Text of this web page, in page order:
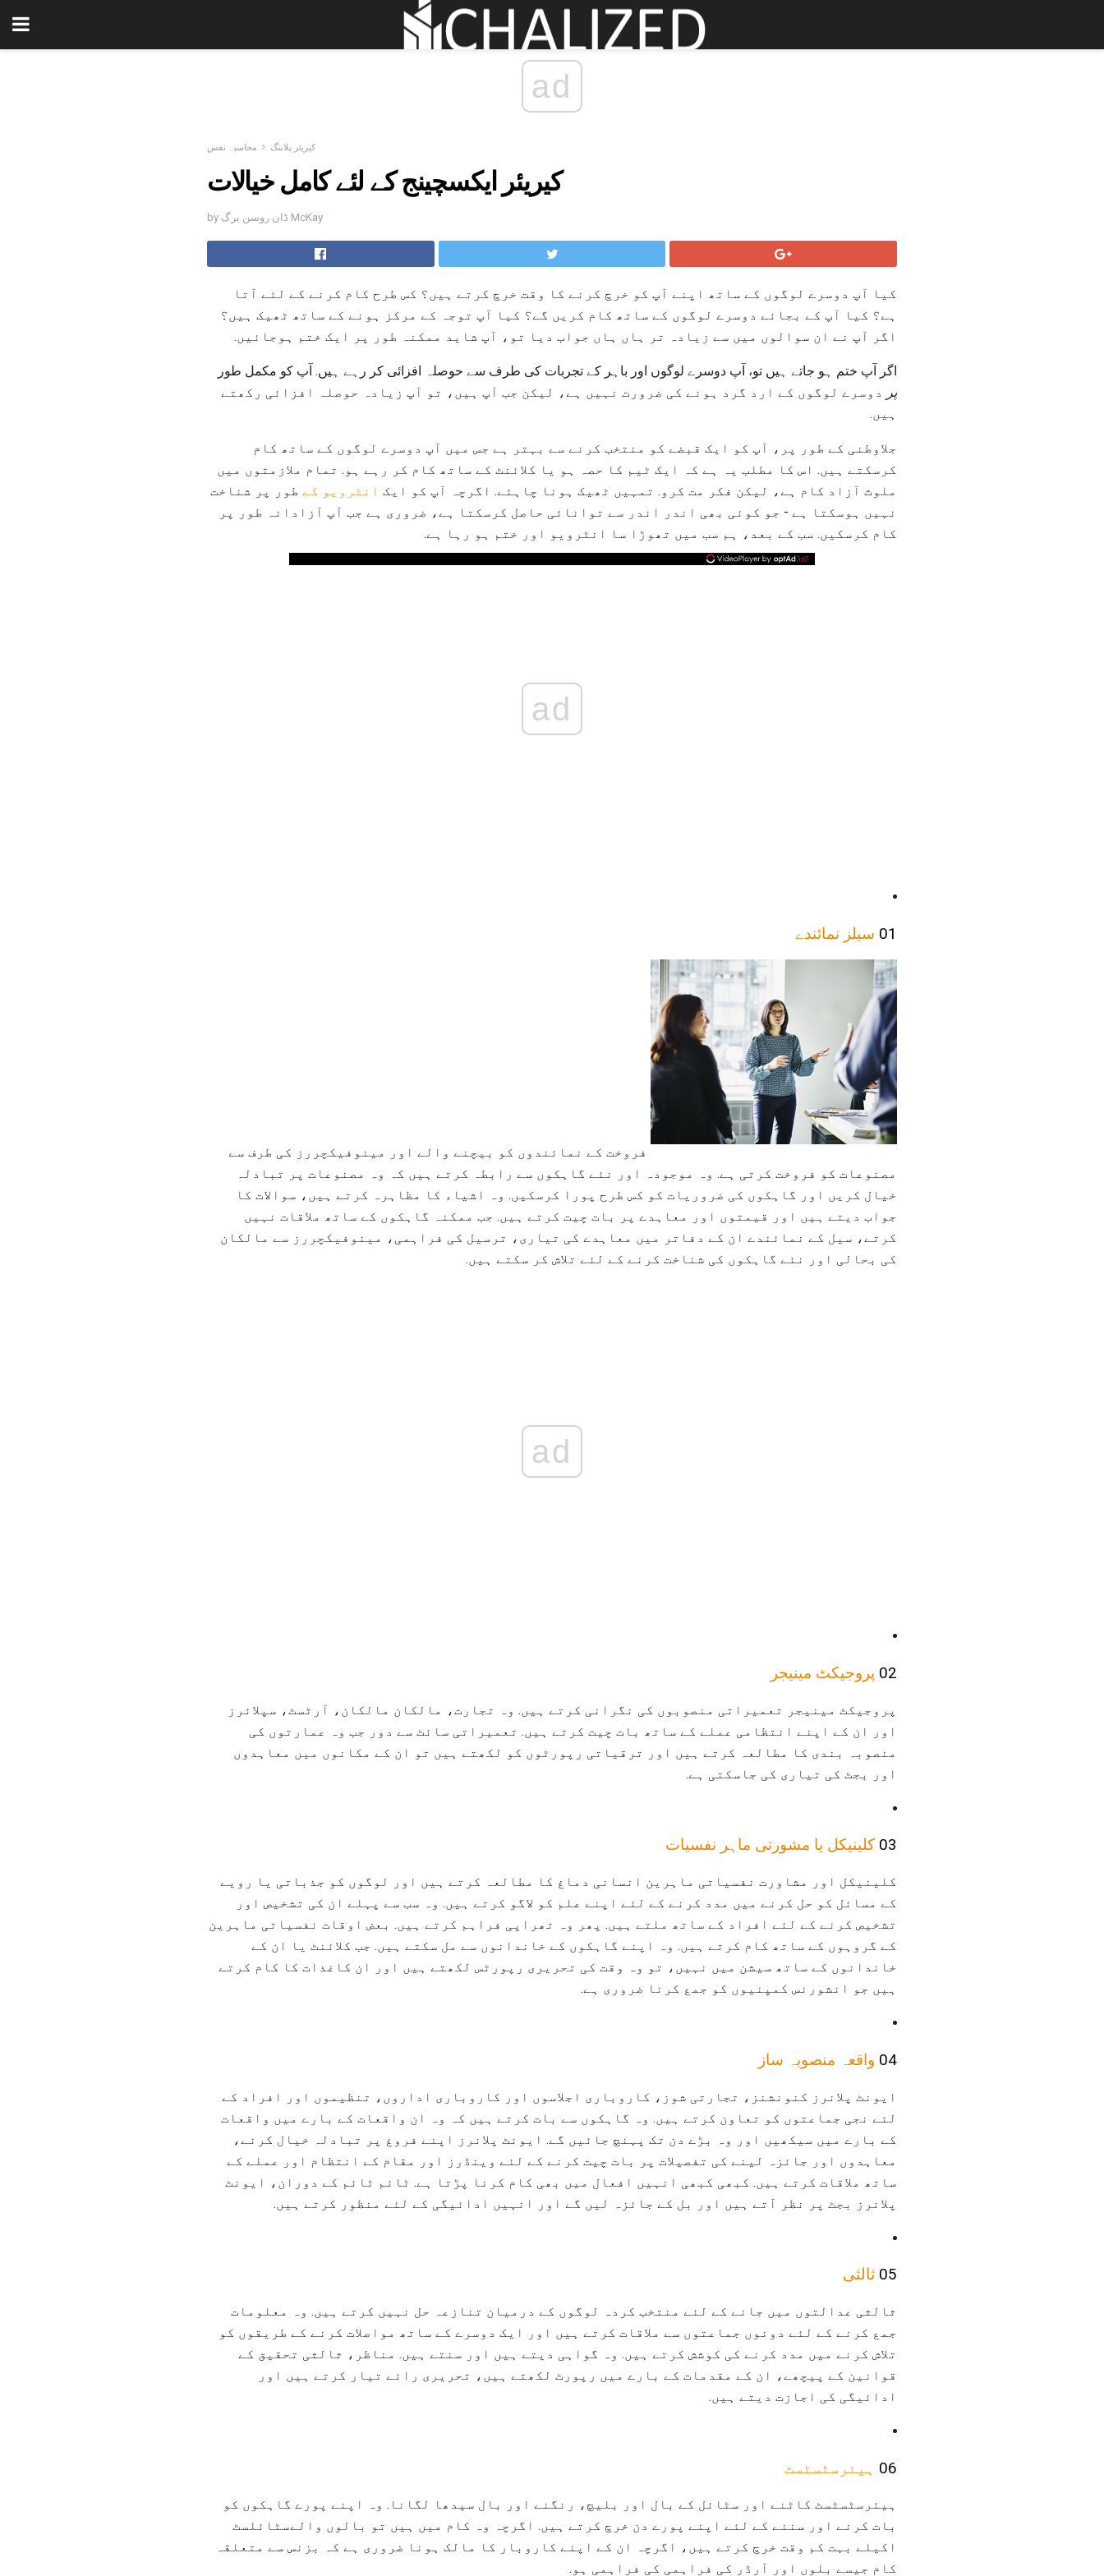
ad
کیریئر پلاننگ محاسبہ نفس
کیریئر ایکسچینج کے لئے کامل خیالات
by ڈان روسن برگ McKay
کیا آپ دوسرے لوگوں کے ساتھ اپنے آپ کو خرچ کرنے کا وقت خرچ کرتے ہیں؟ کس طرح کام کرنے کے لئے آتا
ہے؟ کیا آپ کے بجائے دوسرے لوگوں کے ساتھ کام کریں گے؟ کیا آپ توجہ کے مرکز ہونے کے ساتھ ٹھیک ہیں؟
اگر آپ نے ان سوالوں میں سے زیادہ تر ہاں ہاں جواب دیا تو، آپ شاید ممکنہ طور پر ایک ختم ہوجائیں.
اگر آپ ختم ہو جاتے ہیں تو، آپ دوسرے لوگوں اور باہر کے تجربات کی طرف سے حوصلہ افزائی کر رہے ہیں. آپ کو مکمل طور
پر
دوسرے لوگوں کے ارد گرد ہونے کی ضرورت نہیں ہے، لیکن جب آپ ہیں، تو آپ زیادہ حوصلہ افزائی رکھتے
ہیں.
جلاوطنی کے طور پر، آپ کو ایک قبضے کو منتخب کرنے سے بہتر ہے جس میں آپ دوسرے لوگوں کے ساتھ کام
کرسکتے ہیں. اس کا مطلب یہ ہے کہ ایک ٹیم کا حصہ ہو یا کلائنٹ کے ساتھ کام کر رہے ہو. تمام ملازمتوں میں
ملوث آزاد کام ہے، لیکن فکر مت کرو. تمہیں ٹھیک ہونا چاہئے. اگرچہ آپ کو ایک انٹرویو کے طور پر شناخت
نہیں ہوسکتا ہے - جو کوئی بھی اندر اندر سے توانائی حاصل کرسکتا ہے، ضروری ہے جب آپ آزادانہ طور پر
کام کرسکیں. سب کے بعد، ہم سب میں تھوڑا سا انٹرویو اور ختم ہو رہا ہے.
ad
01 سیلز نمائندے
فروخت کے نمائندوں کو بیچنے والے اور مینوفیکچررز کی طرف سے
مصنوعات کو فروخت کرتی ہے. وہ موجودہ اور نئے گاہکوں سے رابطہ کرتے ہیں کہ وہ مصنوعات پر تبادلہ
خیال کریں اور گاہکوں کی ضروریات کو کس طرح پورا کرسکیں. وہ اشیاء کا مظاہرہ کرتے ہیں، سوالات کا
جواب دیتے ہیں اور قیمتوں اور معاہدے پر بات چیت کرتے ہیں. جب ممکنہ گاہکوں کے ساتھ ملاقات نہیں
کرتے، سیل کے نمائندے ان کے دفاتر میں معاہدے کی تیاری، ترسیل کی فراہمی، مینوفیکچررز سے مالکان
کی بحالی اور نئے گاہکوں کی شناخت کرنے کے لئے تلاش کر سکتے ہیں.
ad
02 پروجیکٹ مینیجر
پروجیکٹ مینیجر تعمیراتی منصوبوں کی نگرانی کرتے ہیں. وہ تجارت، مالکان مالکان، آرٹسٹ، سپلائرز
اور ان کے اپنے انتظامی عملے کے ساتھ بات چیت کرتے ہیں. تعمیراتی سائٹ سے دور جب وہ عمارتوں کی
منصوبہ بندی کا مطالعہ کرتے ہیں اور ترقیاتی رپورٹوں کو لکھتے ہیں تو ان کے مکانوں میں معاہدوں
اور بجٹ کی تیاری کی جاسکتی ہے.
03 کلینیکل یا مشورتی ماہر نفسیات
کلینیکل اور مشاورت نفسیاتی ماہرین انسانی دماغ کا مطالعہ کرتے ہیں اور لوگوں کو جذباتی یا رویے
کے مسائل کو حل کرنے میں مدد کرنے کے لئے اپنے علم کو لاگو کرتے ہیں. وہ سب سے پہلے ان کی تشخیص اور
تشخیص کرنے کے لئے افراد کے ساتھ ملتے ہیں. پھر وہ تھراپی فراہم کرتے ہیں. بعض اوقات نفسیاتی ماہرین
کے گروہوں کے ساتھ کام کرتے ہیں. وہ اپنے گاہکوں کے خاندانوں سے مل سکتے ہیں. جب کلائنٹ یا ان کے
خاندانوں کے ساتھ سیشن میں نہیں، تو وہ وقت کی تحریری رپورٹس لکھتے ہیں اور ان کاغذات کا کام کرتے
ہیں جو انشورنس کمپنیوں کو جمع کرنا ضروری ہے.
04 واقعہ منصوبہ ساز
ایونٹ پلانرز کنونشنز، تجارتی شوز، کاروباری اجلاسوں اور کاروباری اداروں، تنظیموں اور افراد کے
لئے نجی جماعتوں کو تعاون کرتے ہیں. وہ گاہکوں سے بات کرتے ہیں کہ وہ ان واقعات کے بارے میں واقعات
کے بارے میں سیکھیں اور وہ بڑے دن تک پہنچ جائیں گے. ایونٹ پلانرز اپنے فروغ پر تبادلہ خیال کرنے،
معاہدوں اور جائزہ لینے کی تفصیلات پر بات چیت کرنے کے لئے وینڈرز اور مقام کے انتظام اور عملے کے
ساتھ ملاقات کرتے ہیں. کبھی کبھی انہیں افعال میں بھی کام کرنا پڑتا ہے. ٹائم ٹائم کے دوران، ایونٹ
پلانرز بجٹ پر نظر آتے ہیں اور بل کے جائزہ لیں گے اور انہیں ادائیگی کے لئے منظور کرتے ہیں.
05 ثالثی
ثالثی عدالتوں میں جانے کے لئے منتخب کردہ لوگوں کے درمیان تنازعہ حل نہیں کرتے ہیں. وہ معلومات
جمع کرنے کے لئے دونوں جماعتوں سے ملاقات کرتے ہیں اور ایک دوسرے کے ساتھ مواصلات کرنے کے طریقوں کو
تلاش کرنے میں مدد کرنے کی کوشش کرتے ہیں. وہ گواہی دیتے ہیں اور سنتے ہیں. مناظر، ثالثی تحقیق کے
قوانین کے پیچھے، ان کے مقدمات کے بارے میں رپورٹ لکھتے ہیں، تحریری رائے تیار کرتے ہیں اور
ادائیگی کی اجازت دیتے ہیں.
06 ہیئرسٹسٹسٹ
ہیئرسٹسٹسٹ کاٹنے اور سٹائل کے بال اور بلیچ، رنگنے اور بال سیدھا لگانا. وہ اپنے پورے گاہکوں کو
بات کرنے اور سننے کے لئے اپنے پورے دن خرچ کرتے ہیں. اگرچہ وہ کام میں ہیں تو بالوں والےسٹائلسٹ
اکیلے بہت کم وقت خرچ کرتے ہیں، اگرچہ ان کے اپنے کاروبار کا مالک ہونا ضروری ہے کہ بزنس سے متعلقہ
کام جیسے بلوں اور آرڈر کی فراہمی کی فراہمی ہو.